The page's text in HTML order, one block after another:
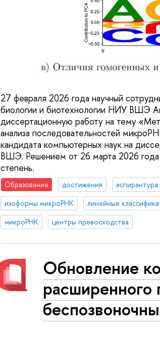
27 февраля 2026 года научный
биологии и биотехнологии НИУ ВШЭ
диссертационную работу на тему
анализа последовательностей
кандидата компьютерных наук на
ВШЭ. Решением от 26 марта 2026 года
степень.
Образование достижения аспирантура
изоформы микроРНК
линейные
микроРНК
центры превосходства
Обновление
расширенного